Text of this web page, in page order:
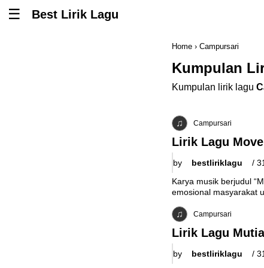
Tombol untuk membuka atau menutup menu
Best Lirik Lagu
Home › Campursari
Kumpulan
Kumpulan lirik lagu
Campursari
Lirik Lagu
by bestliriklagu /
Karya musik berjudul
emosional masyarakat
Campursari
Lirik Lagu
by bestliriklagu /